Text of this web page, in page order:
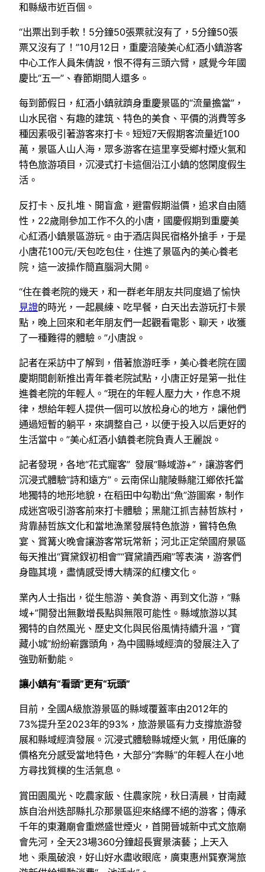
和縣級市近百個。
“出票出到手軟！5分鐘50張票就沒有了，5分鐘50張
票又沒有了！”10月12日，重慶涪陵美心紅酒小鎮游客
中心工作人員朱倩說，恨不得有三頭六臂，感覺今年國
慶比“五一”、春節期間人還多。
每到節假日，紅酒小鎮就躋身重慶景區的“流量擔當”，
山水民宿、有趣的建筑、特色的美食、平價的消費等多
種因素吸引著游客來打卡。短短7天假期客流量近100
萬，景區人山人海，眾多游客在這里享受鄉村煙火氣和
特色旅游項目，沉浸式打卡這個沿江小鎮的悠閑度假生
活。
反打卡、反扎堆、開盲盒，避雷假期溢價，追求自由隨
性，22歲剛參加工作不久的小唐，國慶假期到重慶美
心紅酒小鎮景區游玩。由于酒店與民宿格外搶手，于是
小唐花100元/天包吃包住，住進了景區內的美心養老
院，這一波操作簡直腦洞大開。
“住在養老院的幾天，和一群老年朋友共同度過了愉快
見證的時光，一起晨練、吃早餐，白天出去游玩打卡景
點，晚上回來和老年朋友們一起觀看電影、聊天，收獲
了一種難得的體驗。”小唐說。
記者在采訪中了解到，借著旅游旺季，美心養老院在國
慶期間創新推出青年養老院試點，小唐正好是第一批住
進養老院的年輕人。“現在的年輕人壓力大，作息不規
律，想給年輕人提供一個可以放松身心的地方，讓他們
通過短暫的躺平，來調整自己，以便于投入以后更好的
生活當中。”美心紅酒小鎮養老院負責人王麗說。
記者發現，各地“花式寵客” 發展“縣域游+”，讓游客們
沉浸式體驗“詩和遠方”。云南保山龍陵縣龍江鄉依托當
地獨特的地形地貌，在稻田中勾勒出“魚”游圖案，制作
成迷宮吸引游客前來打卡體驗；黑龍江抓吉赫哲族村，
背靠赫哲族文化和當地漁業發展特色旅游，嘗特色魚
宴、賞篝火晚會讓游客常玩常新；河北正定榮國府景區
每天推出“寶黛釵初相會”“寶黛讀西廂”等表演，游客們
身臨其境，盡情感受博大精深的紅樓文化。
業內人士指出，從生態游、美食游、再到文化游，“縣
域+”開發出無數增長點與無限可能性。縣域旅游以其
獨特的自然風光、歷史文化與民俗風情持續升溫，“寶
藏小城”紛紛嶄露頭角，為中國縣域經濟的發展注入了
強勁新動能。
讓小鎮有“看頭”更有“玩頭”
目前，全國A級旅游景區的縣域覆蓋率由2012年的
73%提升至2023年的93%，旅游景區有力支撐旅游發
展和縣域經濟發展。沉浸式體驗縣城煙火氣，用低廉的
價格充分感受當地特色，大部分“奔縣”的年輕人在小地
方尋找質樸的生活氣息。
賞田園風光、吃農家飯、住農家院，秋日清晨，甘南藏
族自治州迭部縣扎尕那景區迎來絡繹不絕的游客；傳承
千年的東灘廟會重燃盛世煙火，首開晉城新中式文旅廟
會先河，全天23場360分鐘超長實景演藝；上天入
地、乘風破浪，好山好水盡收眼底，廣東惠州巽寮灣旅